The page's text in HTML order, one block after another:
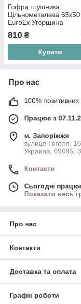
Гофра глушника
Цільнометалева 65x50
EuroEx Угорщина
810 ₴
Купити
Про нас
100% позитивних
Працює з
м. Запоріжжя
вулиця Гоголя,
Украина, 69095,
Контакти
Сьогодні
Показати весь
Про нас
Контакти
Доставка та оплата
Графік роботи